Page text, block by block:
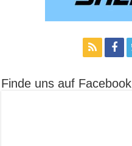
Finde uns auf Facebook